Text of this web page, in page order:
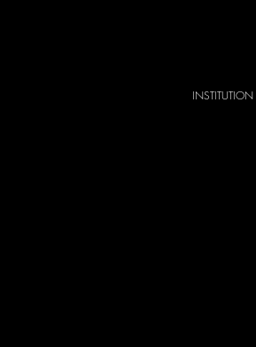
INSTITUTION